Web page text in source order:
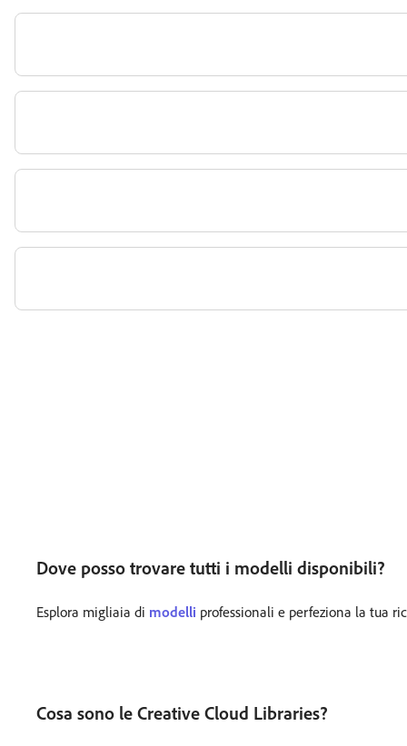
Dove posso trovare tutti i modelli disponibili?
Esplora migliaia di modelli professionali e perfeziona la tua
Cosa sono le Creative Cloud Libraries?